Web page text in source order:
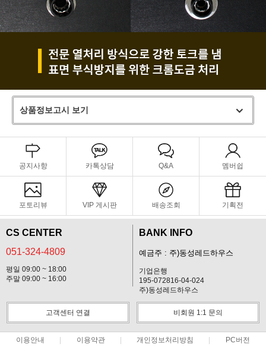
상품정보고시 보기
공지사항 카톡상담 Q&A 멤버쉽
포토리뷰 VIP 게시판 배송조회 기획전
CS CENTER
051-324-4809
평일 09:00 ~ 18:00
주말 09:00 ~ 16:00
BANK INFO
예금주 : 주)동성레드하우스
기업은행
195-072816-04-024
주)동성레드하우스
고객센터 연결 비회원 1:1 문의
이용안내 이용약관 개인정보처리방침 PC버전